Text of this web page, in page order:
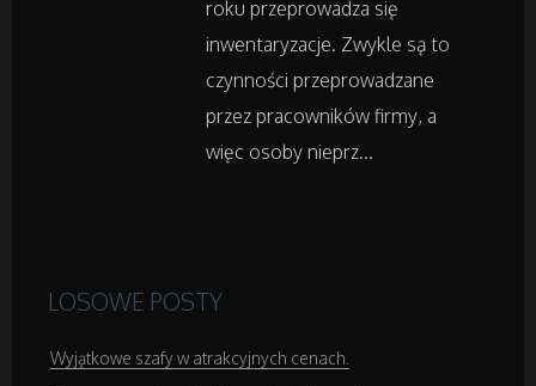
Inne Usługi
Noclegi
Hotele i Noclegi
Wypoczynek
Wellness
roku przeprowadza się
inwentaryzacje. Zwykle są to
czynności przeprowadzane
przez pracowników firmy, a
więc osoby nieprz...
LOSOWE POSTY
Wyjątkowe szafy w atrakcyjnych cenach.